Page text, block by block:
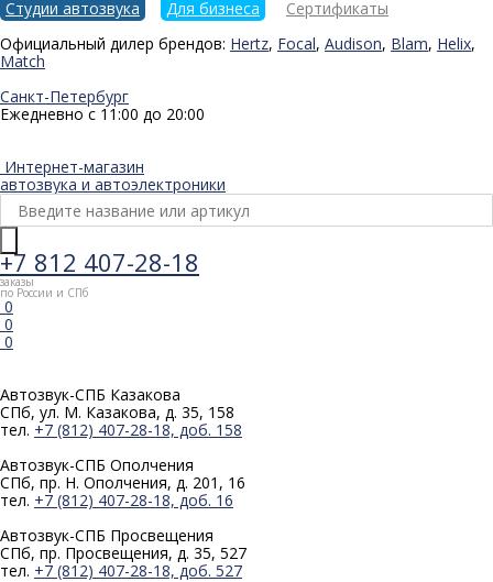
Студии автозвука Для бизнеса
Сертификаты
Официальный дилер брендов: Hertz, Focal, Audison, Blam, Helix,
Match
Санкт-Петербург
Ежедневно с 11:00 до 20:00
Интернет-магазин
автозвука и автоэлектроники
+7 812 407-28-18
заказы
по России и СПб
0
0
0
Автозвук-СПБ Казакова
СПб, ул. М. Казакова, д. 35, 158
тел. +7 (812) 407-28-18, доб. 158
Автозвук-СПБ Ополчения
СПб, пр. Н. Ополчения, д. 201, 16
тел. +7 (812) 407-28-18, доб. 16
Автозвук-СПБ Просвещения
СПб, пр. Просвещения, д. 35, 527
тел. +7 (812) 407-28-18, доб. 527